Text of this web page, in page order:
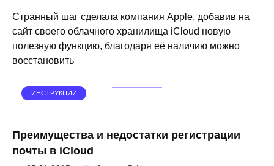
Странный шаг сделала компания Apple, добавив на
сайт своего облачного хранилища iCloud новую
полезную функцию, благодаря её наличию можно
восстановить
ИНСТРУКЦИИ
Преимущества и недостатки регистрации
почты в iCloud